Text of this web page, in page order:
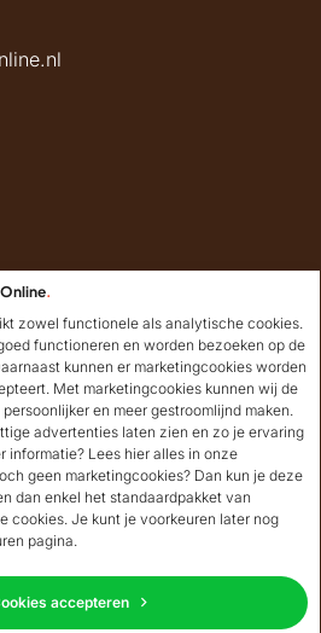
Kerstpakket Online
DisclaimerSitemap
ik je ergens mee
helpen, dan
ik dat graag.
.
zowel functionele als analytische cookies.
functioneren en worden bezoeken op de
kunnen er marketingcookies worden
Met marketingcookies kunnen wij de
en meer gestroomlijnd maken.
advertenties laten zien en zo je ervaring
informatie? Lees hier alles in onze
geen marketingcookies? Dan kun je deze
dan enkel het standaardpakket van
cookies. Je kunt je voorkeuren later nog
pagina.
accepteren